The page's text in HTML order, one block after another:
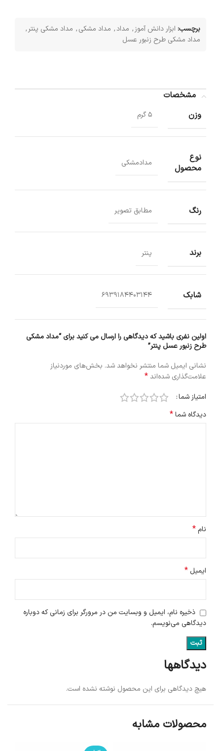
برچسب: ابزار دانش آموز, مداد, مداد مشکی, مداد مشکی پنتر ,
مداد مشکی طرح زنبور عسل
مشخصات
وزن
5 گرم
نوع
محصول
مدادمشکی
رنگ مطابق تصویر
برند پنتر
شابک 6939184403144
دیدگاهها
هیچ دیدگاهی برای این محصول نوشته نشده است.
اولین نفری باشید که دیدگاهی را ارسال می کنید برای “مداد مشکی
طرح زنبور عسل پنتر”
نشانی ایمیل شما منتشر نخواهد شد. بخش‌های موردنیاز
علامت‌گذاری شده‌اند*
امتیاز شما
دیدگاه شما*
نام*
ایمیل*
ذخیره نام، ایمیل و وبسایت من در مرورگر برای زمانی که دوباره
دیدگاهی می‌نویسم.
محصولات مشابه